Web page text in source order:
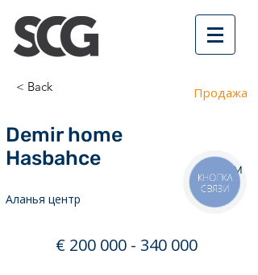
< Back Продажа
Demir home
Hasbahce
1,2 км
Аланья центр
€ 200 000 - 340 000
КНОПКА
СВЯЗИ